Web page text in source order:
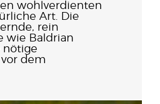
wohlverdienten
Art. Die
rein
wie Baldrian
nötige
dem